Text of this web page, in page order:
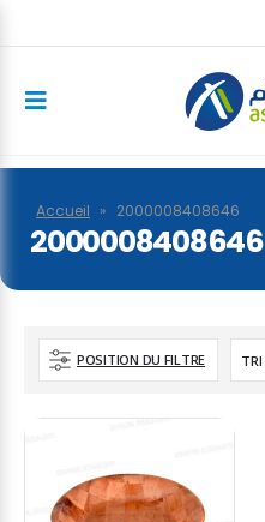
Accueil » 2000008408646
2000008408646
POSITION DU FILTRE